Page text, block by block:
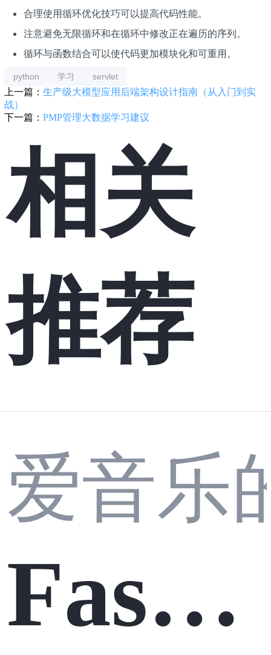
合理使用循环优化技巧可以提高代码性能。
注意避免无限循环和在循环中修改正在遍历的序列。
循环与函数结合可以使代码更加模块化和可重用。
python 学习 servlet
上一篇： 生产级大模型应用后端架构设计指南（从入门到实
战）
下一篇： PMP管理大数据学习建议
相关
推荐
爱音乐
FastA